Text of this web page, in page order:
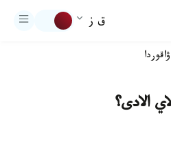
ق ز
اقوردا
الادى؟